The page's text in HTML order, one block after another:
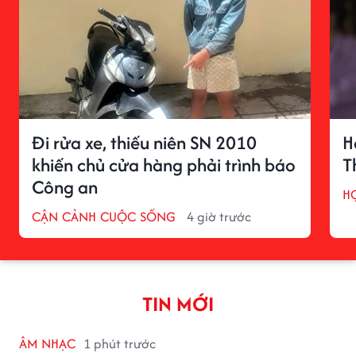
Đi rửa xe, thiếu niên SN 2010
khiến chủ cửa hàng phải trình báo
Công an
CẬN CẢNH CUỘC SỐNG 4 giờ trước
TIN MỚI
ÂM NHẠC 1 phút trước